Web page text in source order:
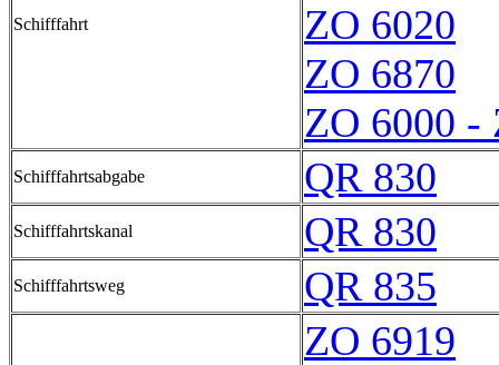
Schifffahrt
ZO 6020
ZO 6870
ZO 6000 -
Schifffahrtsabgabe QR 830
Schifffahrtskanal QR 830
Schifffahrtsweg QR 835
ZO 6919